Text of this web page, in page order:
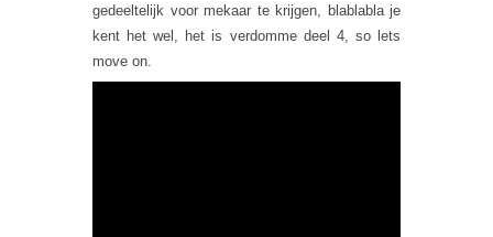
gedeeltelijk voor mekaar te krijgen, blablabla je
kent het wel, het is verdomme deel 4, so lets
move on.